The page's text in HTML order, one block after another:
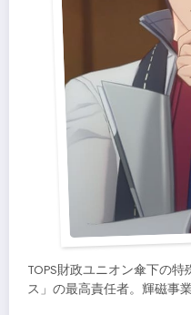
TOPS財政ユニオン傘下の
ス」の最高責任者。輝磁事